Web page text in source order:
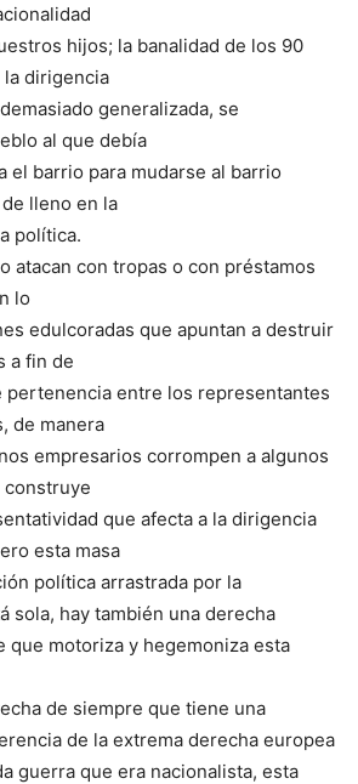
hijos; la banalidad de los 90
la dirigencia
generalizada, se
al que debía
el barrio para mudarse al barrio
lleno en la
política.
atacan con tropas o con préstamos
lo
edulcoradas que apuntan a destruir
a fin de
pertenencia entre los representantes
de manera
empresarios corrompen a algunos
construye
que afecta a la dirigencia
esta masa
política arrastrada por la
sola, hay también una derecha
que motoriza y hegemoniza esta
de siempre que tiene una
de la extrema derecha europea
guerra que era nacionalista, esta